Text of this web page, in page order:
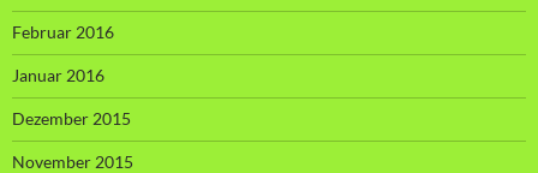
Februar 2016
Januar 2016
Dezember 2015
November 2015